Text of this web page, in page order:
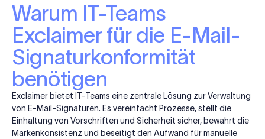
Warum IT-Teams
Exclaimer für die E-Mail-
Signaturkonformität
benötigen
Exclaimer bietet IT-Teams eine zentrale Lösung zur Verwaltung
von E-Mail-Signaturen. Es vereinfacht Prozesse, stellt die
Einhaltung von Vorschriften und Sicherheit sicher, bewahrt die
Markenkonsistenz und beseitigt den Aufwand für manuelle